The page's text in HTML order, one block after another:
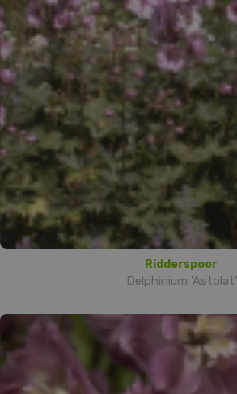
Ridderspoor
Delphinium 'Astolat'